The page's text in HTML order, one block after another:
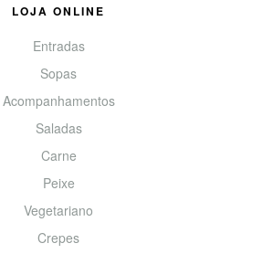
LOJA ONLINE
Entradas
Sopas
Acompanhamentos
Saladas
Carne
Peixe
Vegetariano
Crepes